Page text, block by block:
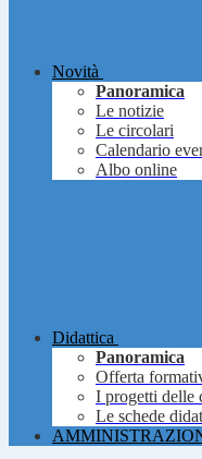
Novità
Panoramica
Le notizie
Le circolari
Calendario
Albo online
Didattica
Panoramica
Offerta
I progetti delle
Le schede